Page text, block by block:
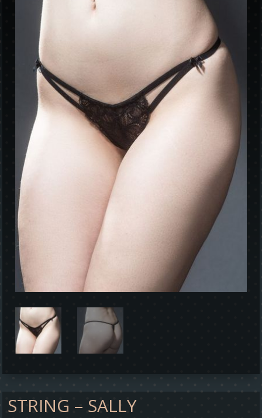
STRING – SALLY